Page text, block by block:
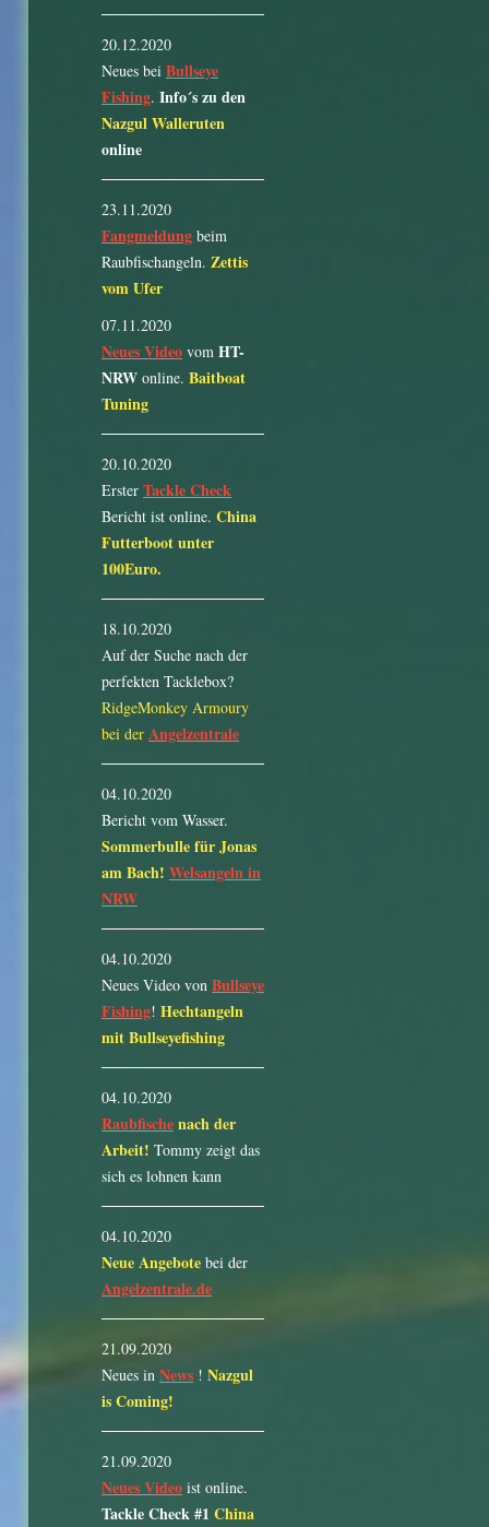
20.12.2020
Neues bei Bullseye
Fishing. Info´s zu den
Nazgul Walleruten
online
23.11.2020
Fangmeldung beim
Raubfischangeln. Zettis
vom Ufer
07.11.2020
Neues Video vom HT-
NRW online. Baitboat
Tuning
20.10.2020
Erster Tackle Check
Bericht ist online. China
Futterboot unter
100Euro.
18.10.2020
Auf der Suche nach der
perfekten Tacklebox?
RidgeMonkey Armoury
bei der Angelzentrale
04.10.2020
Bericht vom Wasser.
Sommerbulle für Jonas
am Bach! Welsangeln in
NRW
04.10.2020
Neues Video von Bullseye
Fishing! Hechtangeln
mit Bullseyefishing
04.10.2020
Raubfischenach der
Arbeit! Tommy zeigt das
sich es lohnen kann
04.10.2020
Neue Angebote bei der
Angelzentrale.de
21.09.2020
Neues in News ! Nazgul
is Coming!
21.09.2020
Neues Video ist online.
Tackle Check #1 China